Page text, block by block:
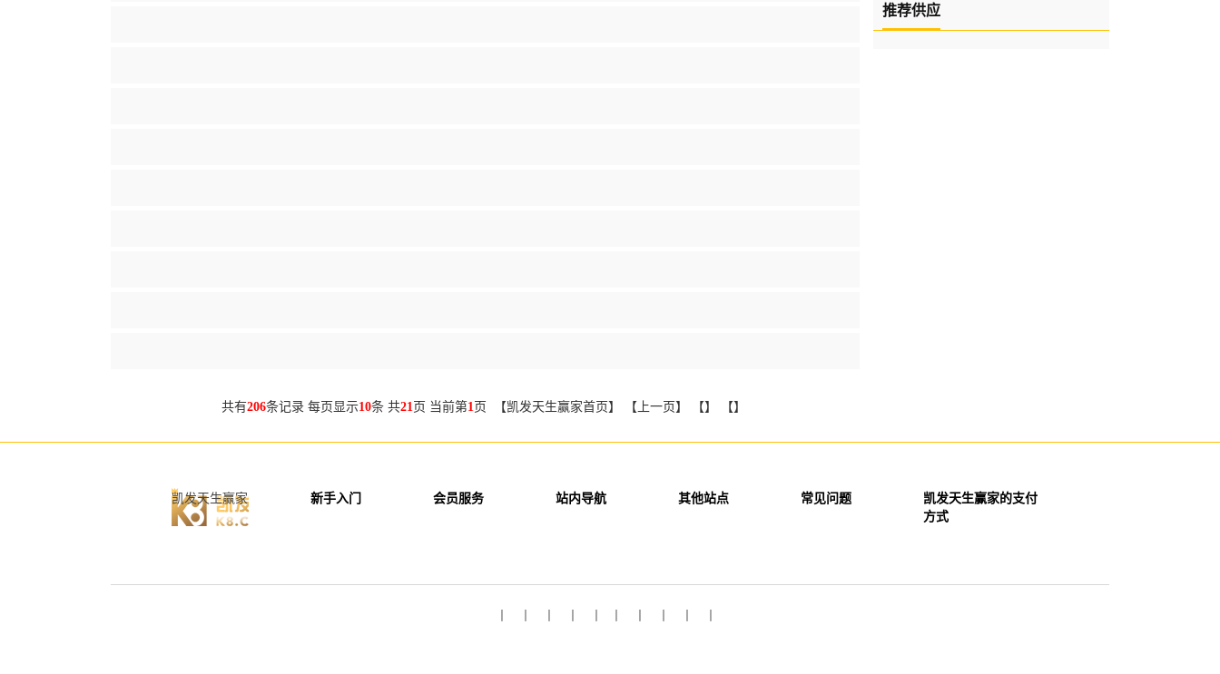
共有206条记录 每页显示10条 共21页 当前第1页 【凯发天生赢家首页】 【上一页】 【】 【】
推荐供应
凯发天生赢家 新手入门 会员服务 站内导航 其他站点 常见问题
凯发天生赢家的支付
方式